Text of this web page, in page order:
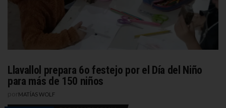
Llavallol prepara 6o festejo por el Día del Niño
para más de 150 niños
MATÍAS WOLF